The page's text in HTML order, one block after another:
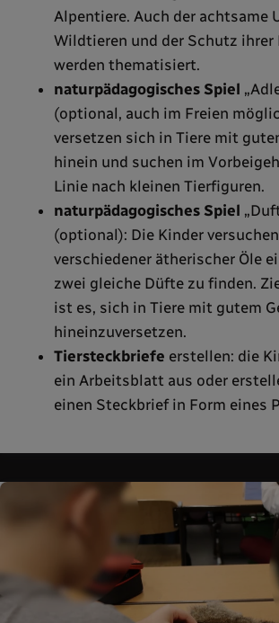
Alpentiere. Auch der achtsame
Wildtieren und der Schutz ihrer
werden thematisiert.
naturpädagogisches Spiel
(optional, auch im Freien
versetzen sich in Tiere mit
hinein und suchen im
Linie nach kleinen Tierfiguren.
naturpädagogisches Spiel
(optional): Die Kinder
verschiedener ätherischer Öle
zwei gleiche Düfte zu finden.
ist es, sich in Tiere mit gutem
hineinzuversetzen.
Tiersteckbriefe erstellen: die
ein Arbeitsblatt aus oder
einen Steckbrief in Form eines